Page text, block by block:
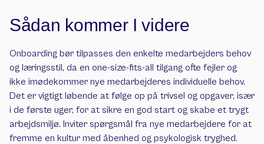
Sådan kommer I videre
Onboarding bør tilpasses den enkelte medarbejders behov
og læringsstil, da en one-size-fits-all tilgang ofte fejler og
ikke imødekommer nye medarbejderes individuelle behov.
Det er vigtigt løbende at følge op på trivsel og opgaver, især
i de første uger, for at sikre en god start og skabe et trygt
arbejdsmiljø. Inviter spørgsmål fra nye medarbejdere for at
fremme en kultur med åbenhed og psykologisk tryghed.